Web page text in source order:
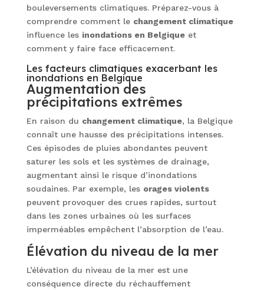
bouleversements climatiques. Préparez-vous à
comprendre comment le changement climatique
influence les inondations en Belgiqueet
comment y faire face efficacement.
Les facteurs climatiques exacerbant les
inondations en Belgique
Augmentation des
précipitations extrêmes
En raison du changement climatique, la Belgique
connaît une hausse des précipitations intenses.
Ces épisodes de pluies abondantes peuvent
saturer les sols et les systèmes de drainage,
augmentant ainsi le risque d’inondations
soudaines. Par exemple, les orages violents
peuvent provoquer des crues rapides, surtout
dans les zones urbaines où les surfaces
imperméables empêchent l’absorption de l’eau.
Élévation du niveau de la mer
L’élévation du niveau de la mer est une
conséquence directe du réchauffement